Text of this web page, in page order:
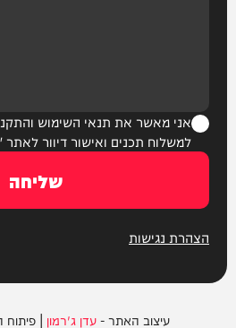
אני מאשר את תנאי השימוש
למשלוח תכנים ואישור דיוור
שליחה
הצהרת נגישות
עיצוב האתר -עדן ג'רמון |